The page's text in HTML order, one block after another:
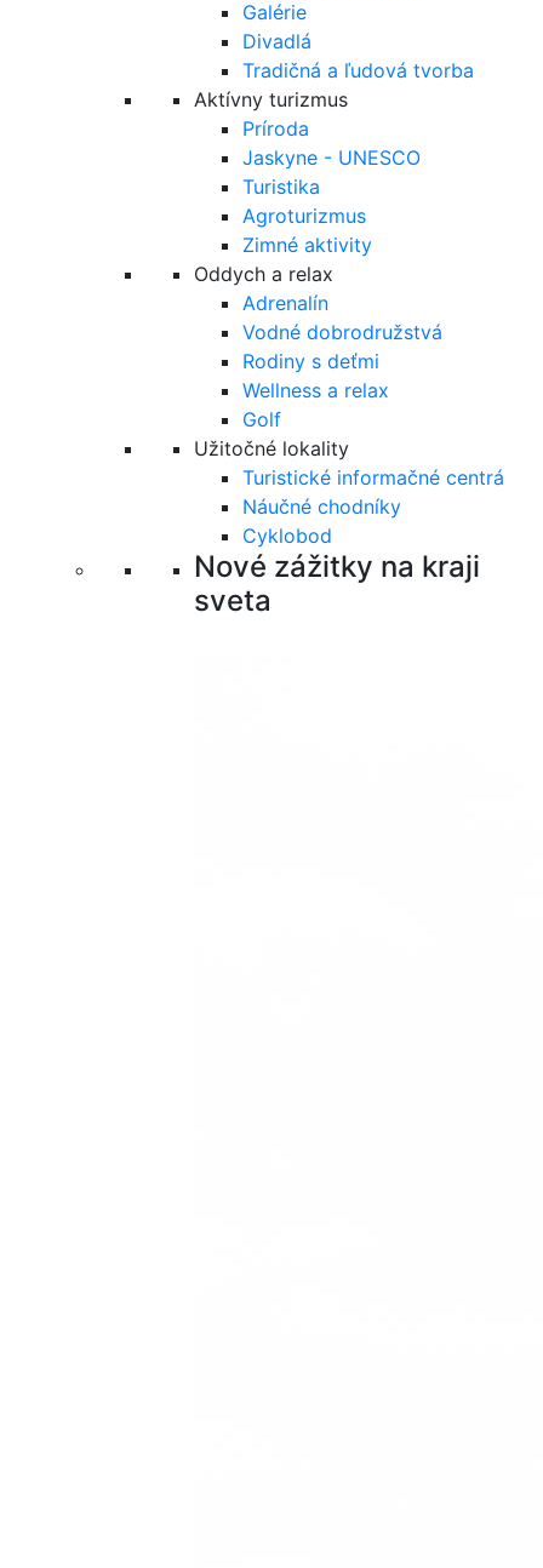
Galérie
Divadlá
Tradičná a ľudová tvorba
Aktívny turizmus
Príroda
Jaskyne - UNESCO
Turistika
Agroturizmus
Zimné aktivity
Oddych a relax
Adrenalín
Vodné dobrodružstvá
Rodiny s deťmi
Wellness a relax
Golf
Užitočné lokality
Turistické informačné centrá
Náučné chodníky
Cyklobod
Nové zážitky na kraji
sveta